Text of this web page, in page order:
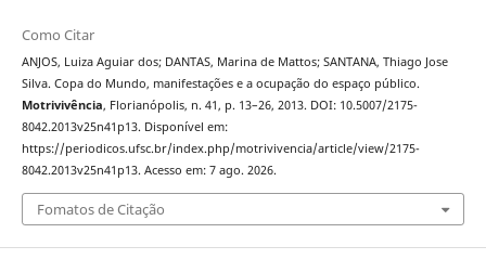
Como Citar
ANJOS, Luiza Aguiar dos; DANTAS, Marina de Mattos; SANTANA, Thiago Jose
Silva. Copa do Mundo, manifestações e a ocupação do espaço público.
Motrivivência, Florianópolis, n. 41, p. 13–26, 2013. DOI: 10.5007/2175-
8042.2013v25n41p13. Disponível em:
https://periodicos.ufsc.br/index.php/motrivivencia/article/view/2175-
8042.2013v25n41p13. Acesso em: 7 ago. 2026.
Fomatos de Citação